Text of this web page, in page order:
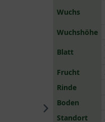
Wuchs
Wuchshöhe
Blatt
Frucht
Rinde
Boden
Standort